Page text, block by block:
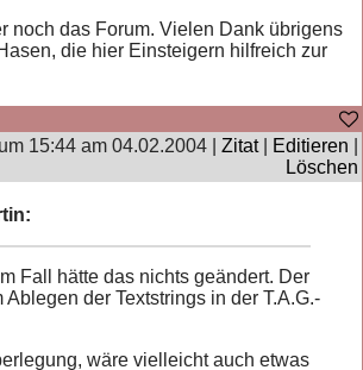
noch das Forum. Vielen Dank übrigens
die hier Einsteigern hilfreich zur
15:44 am 04.02.2004 | Zitat| Editieren
Löschen
Fall hätte das nichts geändert. Der
der Textstrings in der T.A.G.-
wäre vielleicht auch etwas